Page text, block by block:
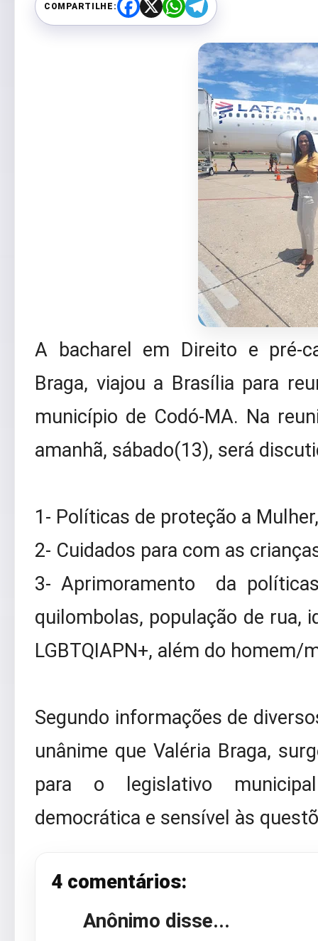
COMPARTILHE:
F
a
X
W
h
T
e
e
g
r
a
m
A bacharel em Direito e pré-
Braga, viajou a Brasília para
município de Codó-MA. Na
amanhã, sábado(13), será
1- Políticas de proteção a
2- Cuidados para com as
3- Aprimoramento da
quilombolas, população de rua,
LGBTQIAPN+, além do homem/
Segundo informações de
unânime que Valéria Braga,
para o legislativo
democrática e sensível às
4 comentários:
Anônimo disse...